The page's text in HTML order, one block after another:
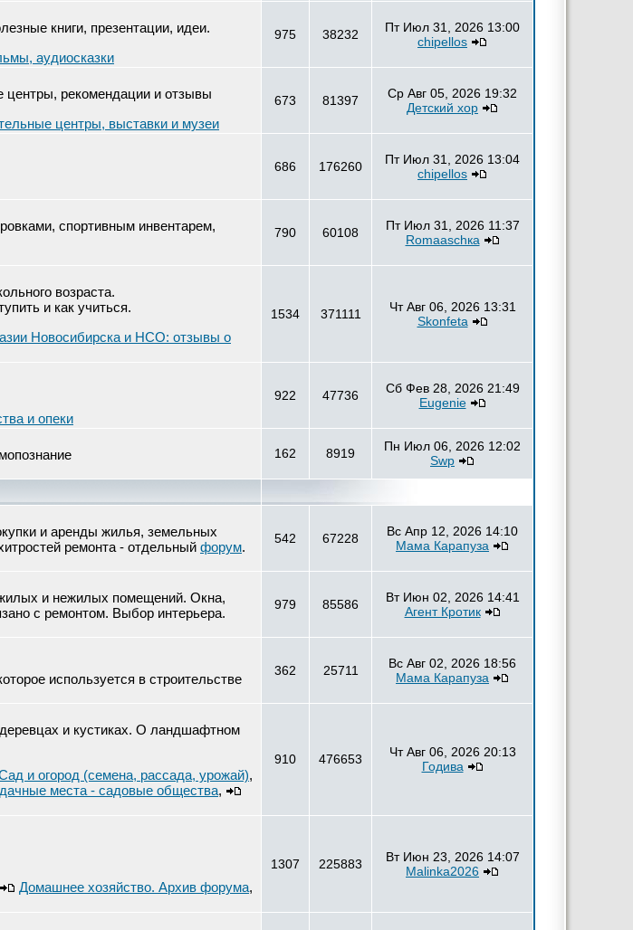
книги, презентации, идеи.
аудиосказки
975 38232
Пт Июл 31, 2026 13:00
chipellos
центры, рекомендации и отзывы
центры, выставки и музеи
673 81397
Ср Авг 05, 2026 19:32
Детский хор
686 176260
Пт Июл 31, 2026 13:04
chipellos
спортивным инвентарем,
790 60108
Пт Июл 31, 2026 11:37
Romaаschка
возраста.
и как учиться.
Новосибирска и НСО: отзывы о
1534 371111
Чт Авг 06, 2026 13:31
Skonfeta
и опеки
922 47736
Сб Фев 28, 2026 21:49
Eugenie
162 8919
Пн Июл 06, 2026 12:02
Swp
и аренды жилья, земельных
ремонта - отдельный форум.
542 67228
Вс Апр 12, 2026 14:10
Мама Карапуза
жилых и нежилых помещений. Окна,
с ремонтом. Выбор интерьера.
979 85586
Вт Июн 02, 2026 14:41
Агент Кротик
используется в строительстве
362 25711
Вс Авг 02, 2026 18:56
Мама Карапуза
и кустиках. О ландшафтном
и огород (семена, рассада, урожай),
места - садовые общества,
910 476653
Чт Авг 06, 2026 20:13
Годива
Домашнее хозяйство. Архив форума,
1307 225883
Вт Июн 23, 2026 14:07
Malinka2026